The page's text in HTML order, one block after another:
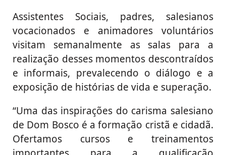
Assistentes Sociais, padres, salesianos
vocacionados e animadores voluntários
visitam semanalmente as salas para a
realização desses momentos descontraídos
e informais, prevalecendo o diálogo e a
exposição de histórias de vida e superação.
“Uma das inspirações do carisma salesiano
de Dom Bosco é a formação cristã e cidadã.
Ofertamos cursos e treinamentos